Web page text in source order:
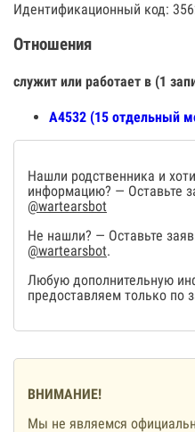
Идентификационный код:
Отношения
служит или работает в (1
А4532 (15 отдельный
Нашли родственника и
информацию? — Оставьте
@wartearsbot
Не нашли? — Оставьте
@wartearsbot.
Любую дополнительную
предоставляем только по
ВНИМАНИЕ!
Мы не являемся